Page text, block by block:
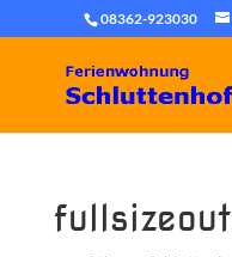
08362-923030